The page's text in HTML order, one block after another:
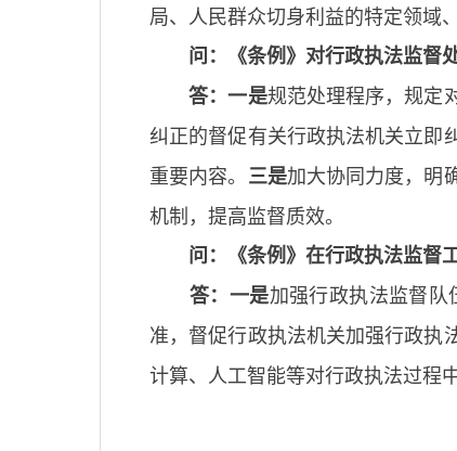
局、人民群众切身利益的特定领域
问：《条例》对行政执法监督
答：一是规范处理程序，规定
纠正的督促有关行政执法机关立即
重要内容。 三是加大协同力度，明
机制，提高监督质效。
问：《条例》在行政执法监督
答：一是加强行政执法监督队
准，督促行政执法机关加强行政执
计算、人工智能等对行政执法过程